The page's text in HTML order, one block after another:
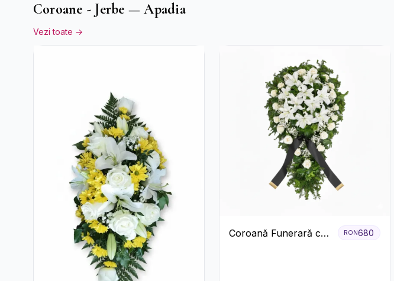
Coroane - Jerbe — Apadia
Vezi toate →
Coroană Funerară cu
RON680